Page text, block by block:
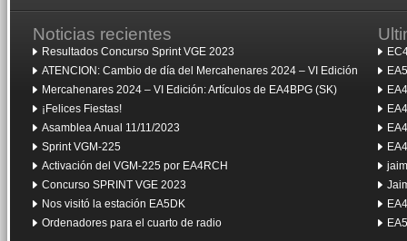
Noticias recientes
Resultados Concurso Sprint VGE 2023
ATENCION: Cambio de día del Mercahenares 2024 – VI Edición
Mercahenares 2024 – VI Edición: Artículos de EA4BPG (SK)
¡Felices Fiestas!
Asamblea Anual 11/11/2023
Sprint VGM-225
Activación del VGM-225 por EA4RCH
Concurso SPRINT VGE 2023
Nos visitó la estación EA5DK
Ordenadores para el cuarto de radio